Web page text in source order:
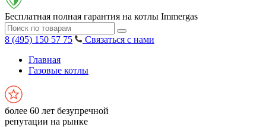
Бесплатная полная гарантия на котлы Immergas
8 (495) 150 57 75
Связаться с нами
Главная
Газовые котлы
более 60 лет безупречной
репутации на рынке